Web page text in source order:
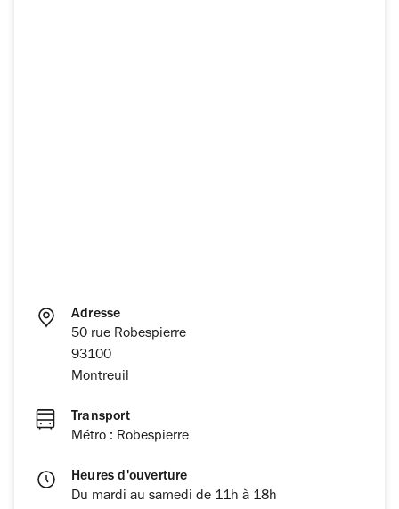
Adresse
50 rue Robespierre
93100
Montreuil
Transport
Métro : Robespierre
Heures d'ouverture
Du mardi au samedi de 11h à 18h